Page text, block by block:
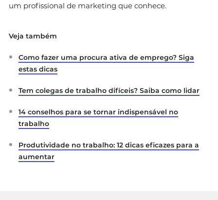
um profissional de marketing que conhece.
Veja também
Como fazer uma procura ativa de emprego? Siga
estas dicas
Tem colegas de trabalho difíceis? Saiba como lidar
14 conselhos para se tornar indispensável no
trabalho
Produtividade no trabalho: 12 dicas eficazes para a
aumentar